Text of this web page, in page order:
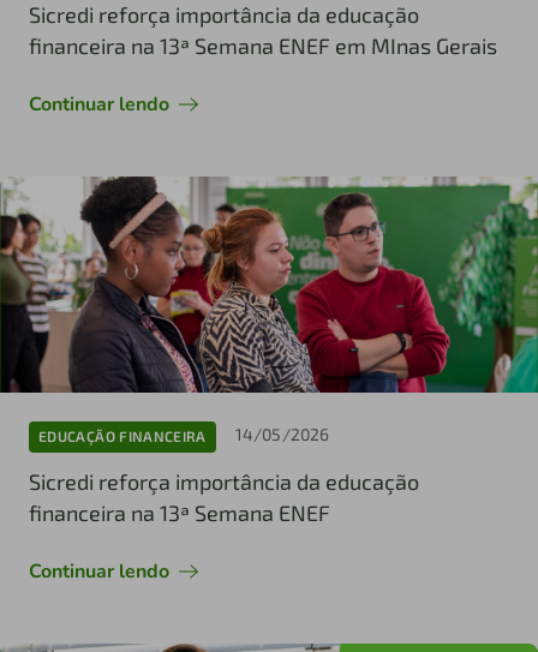
Sicredi reforça importância da educação
financeira na 13ª Semana ENEF em MInas Gerais
Continuar lendo
EDUCAÇÃO FINANCEIRA 14/05/2026
Sicredi reforça importância da educação
financeira na 13ª Semana ENEF
Continuar lendo